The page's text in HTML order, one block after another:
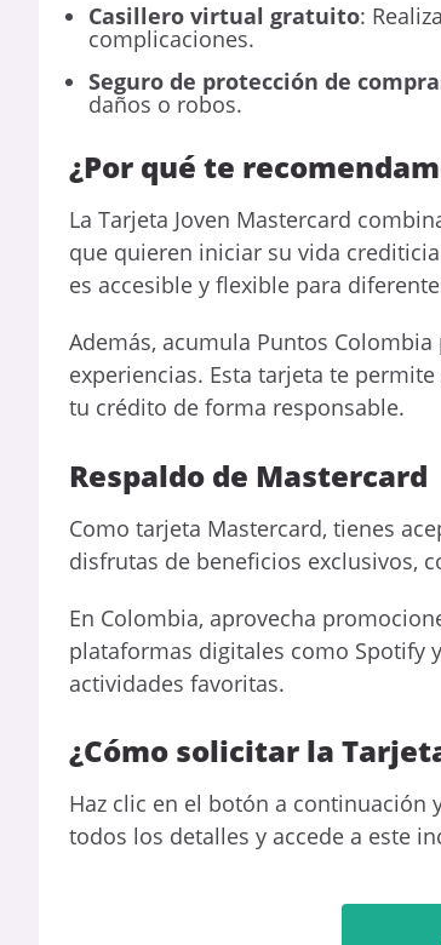
Casillero virtual gratuito:
complicaciones.
Seguro de protección de
daños o robos.
¿Por qué te
La Tarjeta Joven Mastercard
que quieren iniciar su vida
es accesible y flexible para
Además, acumula Puntos
experiencias. Esta tarjeta te
tu crédito de forma responsable.
Respaldo de Mastercard
Como tarjeta Mastercard, tienes
disfrutas de beneficios exclusivos,
En Colombia, aprovecha
plataformas digitales como Spotify
actividades favoritas.
¿Cómo solicitar la
Haz clic en el botón a continuación
todos los detalles y accede a este